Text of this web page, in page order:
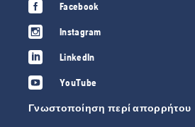
Facebook
Instagram
LinkedIn
YouTube
Γνωστοποίηση περί απορρήτου